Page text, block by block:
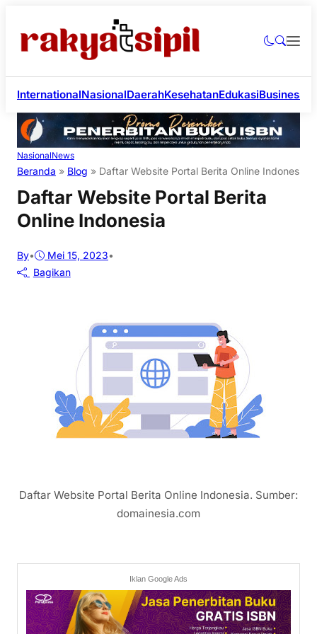
InternationalNasionalDaerahKesehatanEdukasiBusiness
NasionalNews
Beranda » Blog » Daftar Website Portal Berita Online Indonesia
Daftar Website Portal Berita
Online Indonesia
By• Mei 15, 2023•
Bagikan
Daftar Website Portal Berita Online Indonesia. Sumber:
domainesia.com
Iklan Google Ads